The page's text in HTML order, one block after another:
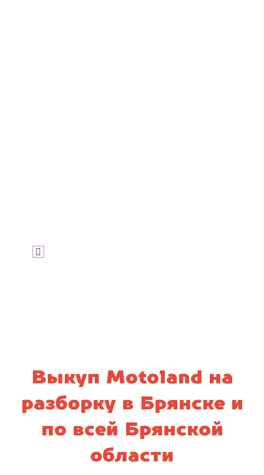
Выкуп Motoland на
разборку в Брянске и
по всей Брянской
области